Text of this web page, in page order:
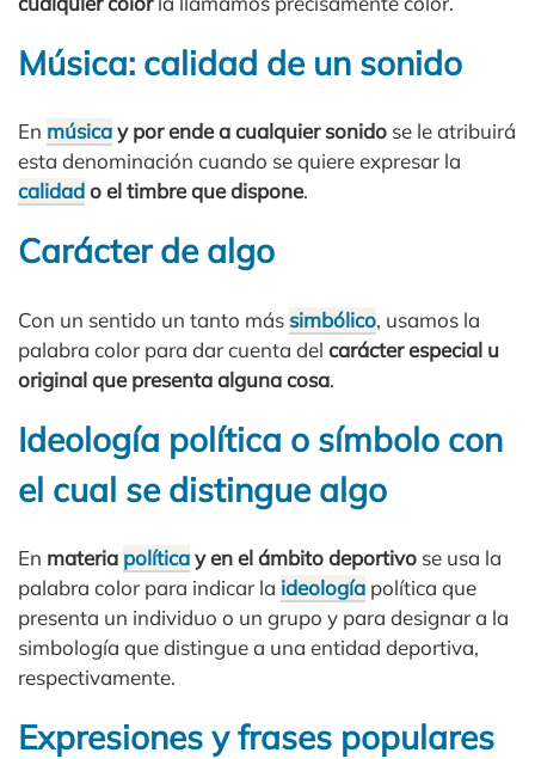
Música: calidad de un sonido
En músicay por ende a cualquier sonido se le atribuirá
esta denominación cuando se quiere expresar la
calidado el timbre que dispone.
Carácter de algo
Con un sentido un tanto más simbólico, usamos la
palabra color para dar cuenta del carácter especial u
original que presenta alguna cosa.
Ideología política o símbolo con
el cual se distingue algo
En materia políticay en el ámbito deportivo se usa la
palabra color para indicar la ideología política que
presenta un individuo o un grupo y para designar a la
simbología que distingue a una entidad deportiva,
respectivamente.
Expresiones y frases populares